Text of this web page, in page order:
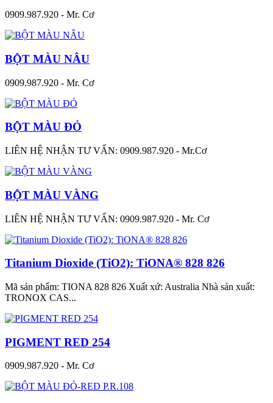
0909.987.920 - Mr. Cơ
BỘT MÀU NÂU
0909.987.920 - Mr. Cơ
BỘT MÀU ĐỎ
LIÊN HỆ NHẬN TƯ VẤN: 0909.987.920 - Mr.Cơ
BỘT MÀU VÀNG
LIÊN HỆ NHẬN TƯ VẤN: 0909.987.920 - Mr. Cơ
Titanium Dioxide (TiO2): TiONA® 828 826
Mã sản phẩm: TIONA 828 826 Xuất xứ: Australia Nhà sản xuất:
TRONOX CAS...
PIGMENT RED 254
0909.987.920 - Mr. Cơ